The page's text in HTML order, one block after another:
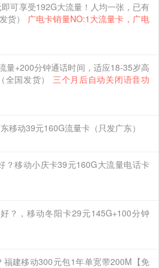
可享受192G大流量！人均一张，已有
货） 广电卡销量NO:1大流量卡，广电
量+200分钟通话时间，适应18-35岁高
全国发货） 三个月后自动关闭语音功
移动39元160G流量卡（只发广东）
？移动小庆卡39元160G大流量电话卡
？，移动冬阳卡29元145G+100分钟
建移动300元包1年单宽带200M【免